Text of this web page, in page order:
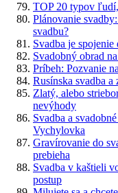
TOP 20 typov
Plánovanie
svadbu?
Svadba je
Svadobný obrad
Príbeh: Pozvanie
Rusínska svadba
Zlatý, alebo
nevýhody
Svadba a
Vychylovka
Gravírovanie do
prebieha
Svadba v kaštieli
postup